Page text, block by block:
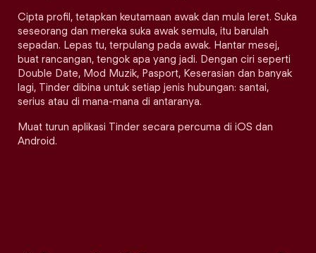
Cipta profil, tetapkan keutamaan awak dan mula leret. Suka
seseorang dan mereka suka awak semula, itu barulah
sepadan. Lepas tu, terpulang pada awak. Hantar mesej,
buat rancangan, tengok apa yang jadi. Dengan ciri seperti
Double Date, Mod Muzik, Pasport, Keserasian dan banyak
lagi, Tinder dibina untuk setiap jenis hubungan: santai,
serius atau di mana-mana di antaranya.
Muat turun aplikasi Tinder secara percuma di iOS dan
Android.